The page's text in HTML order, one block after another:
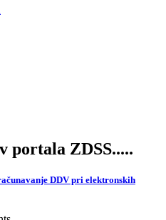
portala ZDSS.....
DDV pri elektronskih